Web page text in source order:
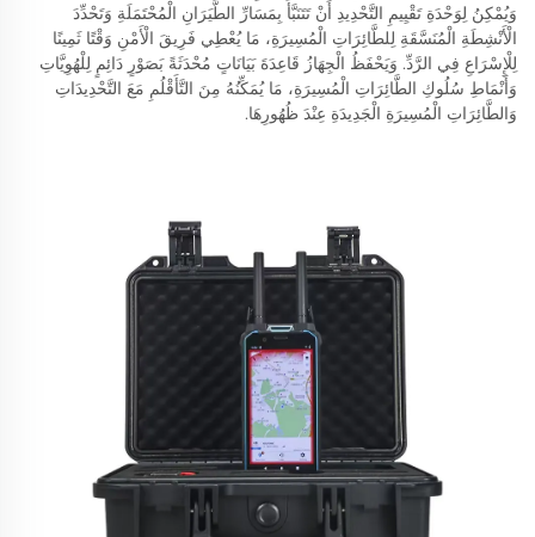
وَيُمْكِنُ لِوَحْدَةِ تَقْيِيمِ التَّحْدِيدِ أَنْ تَتَنَبَّأَ بِمَسَارِّ الطَّيَرَانِ الْمُحْتَمَلَةِ وَتَحْدِّدَ
الْأَنْشِطَةِ الْمُنَسَّقَةِ لِلطَّائِرَاتِ الْمُسِيرَةِ، مَا يُعْطِي فَرِيقَ الْأَمْنِ وَقْتًا ثَمِينًا
لِلْإِسْرَاعِ فِي الرَّدِّ. وَيَحْفَظُ الْجِهَازُ قَاعِدَةَ بَيَانَاتٍ مُحْدَثَةً بَصَوْرٍ دَائِمٍ لِلْهُوِيَّاتِ
وَأَنْمَاطِ سُلُوكِ الطَّائِرَاتِ الْمُسِيرَةِ، مَا يُمَكِّنُهُ مِنَ التَّأَقْلُمِ مَعَ التَّحْدِيدَاتِ
وَالطَّائِرَاتِ الْمُسِيرَةِ الْجَدِيدَةِ عِنْدَ ظُهُورِهَا.